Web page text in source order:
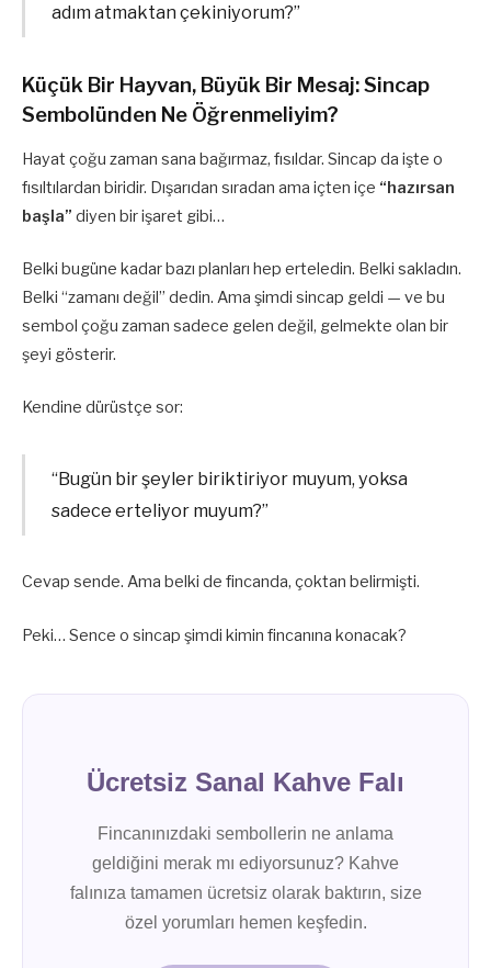
adım atmaktan çekiniyorum?”
Küçük Bir Hayvan, Büyük Bir Mesaj: Sincap
Sembolünden Ne Öğrenmeliyim?
Hayat çoğu zaman sana bağırmaz, fısıldar. Sincap da işte o
fısıltılardan biridir. Dışarıdan sıradan ama içten içe “hazırsan
başla” diyen bir işaret gibi…
Belki bugüne kadar bazı planları hep erteledin. Belki sakladın.
Belki “zamanı değil” dedin. Ama şimdi sincap geldi — ve bu
sembol çoğu zaman sadece gelen değil, gelmekte olan bir
şeyi gösterir.
Kendine dürüstçe sor:
“Bugün bir şeyler biriktiriyor muyum, yoksa
sadece erteliyor muyum?”
Cevap sende. Ama belki de fincanda, çoktan belirmişti.
Peki… Sence o sincap şimdi kimin fincanına konacak?
Ücretsiz Sanal Kahve Falı
Fincanınızdaki sembollerin ne anlama
geldiğini merak mı ediyorsunuz? Kahve
falınıza tamamen ücretsiz olarak baktırın, size
özel yorumları hemen keşfedin.